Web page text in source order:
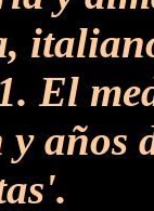
El
años